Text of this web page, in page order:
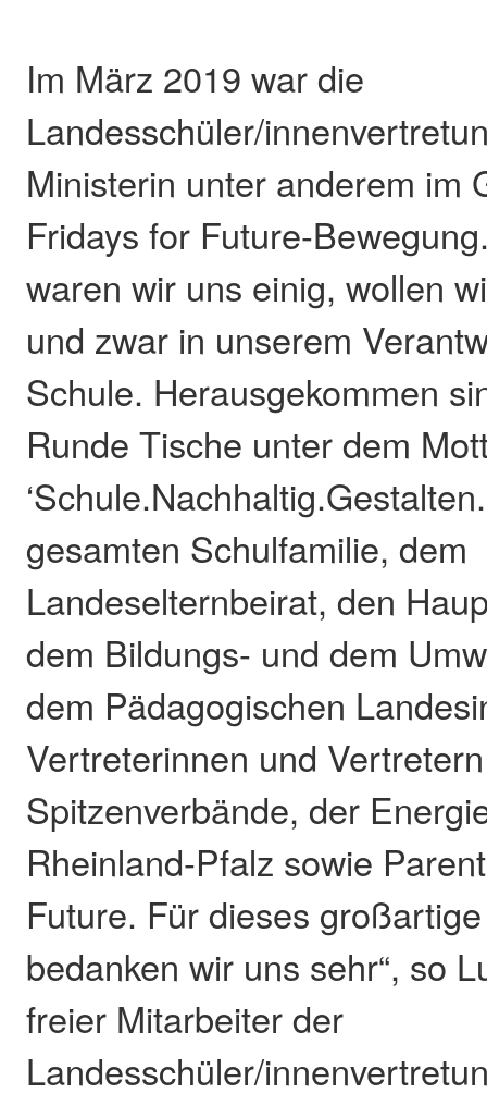
Im März 2019 war die
Landesschüler/
Ministerin unter anderem im
Fridays for Future-
waren wir uns einig, wollen
und zwar in unserem
Schule. Herausgekommen
Runde Tische unter dem
gesamten Schulfamilie, dem
Landeselternbeirat, den
dem Bildungs- und dem
dem Pädagogischen
Vertreterinnen und
Spitzenverbände, der
Rheinland-Pfalz sowie
Future. Für dieses
bedanken wir uns sehr“, so
freier Mitarbeiter der
Landesschüler/